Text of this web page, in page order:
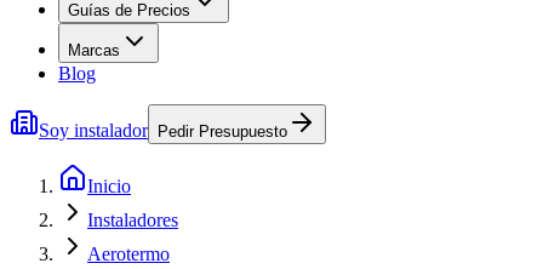
Guías de Precios
Marcas
Blog
Soy instalador Pedir Presupuesto
Inicio
Instaladores
Aerotermo